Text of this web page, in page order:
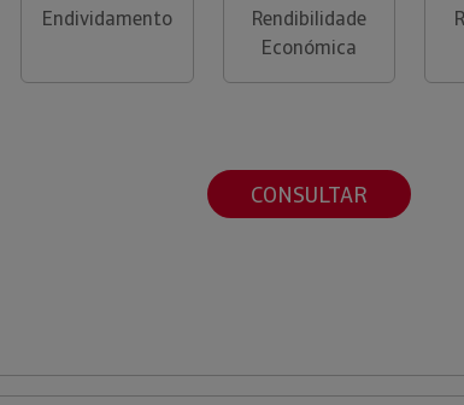
Endividamento
Rendibilidade
Económica
CONSULTAR